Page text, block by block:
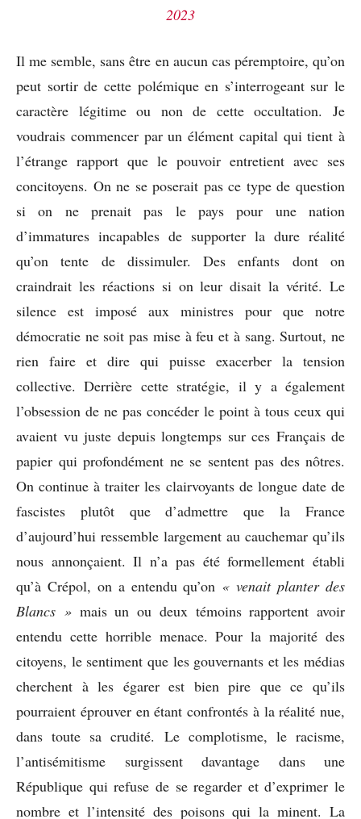
2023
Il me semble, sans être en aucun cas péremptoire, qu’on
peut sortir de cette polémique en s’interrogeant sur le
caractère légitime ou non de cette occultation. Je
voudrais commencer par un élément capital qui tient à
l’étrange rapport que le pouvoir entretient avec ses
concitoyens. On ne se poserait pas ce type de question
si on ne prenait pas le pays pour une nation
d’immatures incapables de supporter la dure réalité
qu’on tente de dissimuler. Des enfants dont on
craindrait les réactions si on leur disait la vérité. Le
silence est imposé aux ministres pour que notre
démocratie ne soit pas mise à feu et à sang. Surtout, ne
rien faire et dire qui puisse exacerber la tension
collective. Derrière cette stratégie, il y a également
l’obsession de ne pas concéder le point à tous ceux qui
avaient vu juste depuis longtemps sur ces Français de
papier qui profondément ne se sentent pas des nôtres.
On continue à traiter les clairvoyants de longue date de
fascistes plutôt que d’admettre que la France
d’aujourd’hui ressemble largement au cauchemar qu’ils
nous annonçaient. Il n’a pas été formellement établi
qu’à Crépol, on a entendu qu’on « venait planter des
Blancs »mais un ou deux témoins rapportent avoir
entendu cette horrible menace. Pour la majorité des
citoyens, le sentiment que les gouvernants et les médias
cherchent à les égarer est bien pire que ce qu’ils
pourraient éprouver en étant confrontés à la réalité nue,
dans toute sa crudité. Le complotisme, le racisme,
l’antisémitisme surgissent davantage dans une
République qui refuse de se regarder et d’exprimer le
nombre et l’intensité des poisons qui la minent. La